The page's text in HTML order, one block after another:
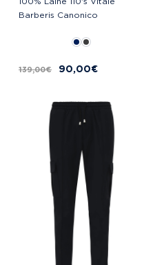
Barberis Canonico
139,00 € 90,00 €